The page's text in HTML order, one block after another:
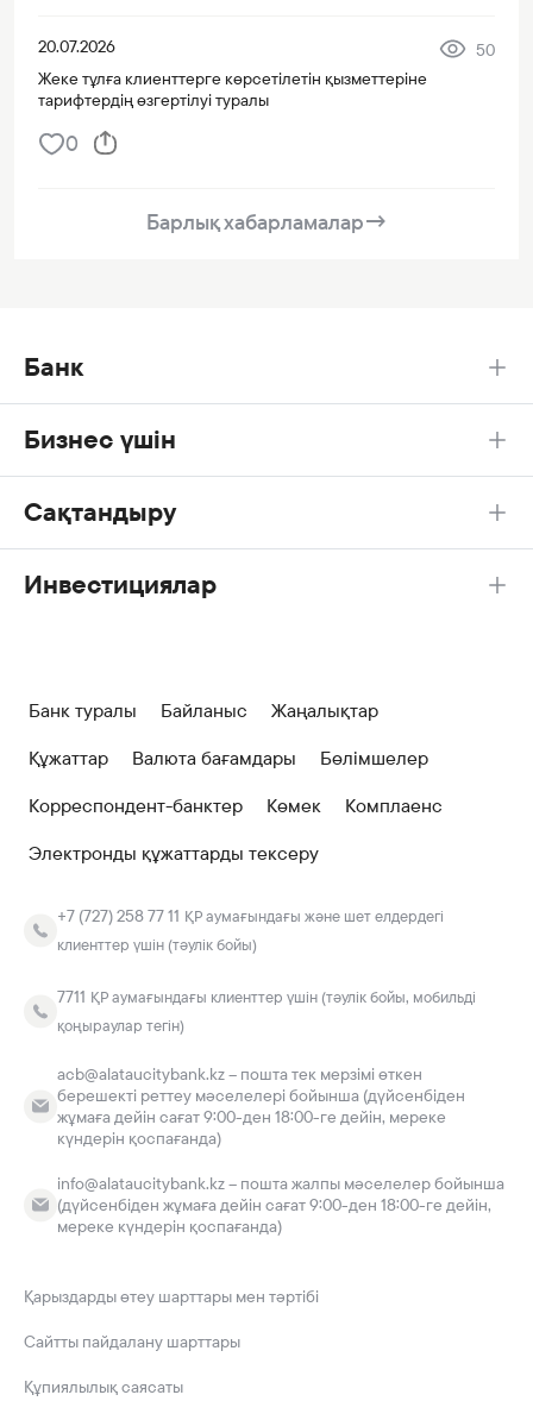
20.07.2026
50
Жеке тұлға клиенттерге көрсетілетін қызметтеріне
тарифтердің өзгертілуі туралы
0
Барлық хабарламалар→
Банк
Бизнес үшін
Сақтандыру
Инвестициялар
Банк туралы Байланыс
Жаңалықтар
Құжаттар
Валюта бағамдары
Бөлімшелер
Корреспондент-банктер
Көмек
Комплаенс
Электронды құжаттарды тексеру
+7 (727) 258 77 11 ҚР аумағындағы және шет елдердегі
клиенттер үшін (тәулік бойы)
7711 ҚР аумағындағы клиенттер үшін (тәулік бойы, мобильді
қоңыраулар тегін)
acb@alataucitybank.kz – пошта тек мерзімі өткен
берешекті реттеу мәселелері бойынша (дүйсенбіден
жұмаға дейін сағат 9:00-ден 18:00-ге дейін, мереке
күндерін қоспағанда)
info@alataucitybank.kz – пошта жалпы мәселелер бойынша
(дүйсенбіден жұмаға дейін сағат 9:00-ден 18:00-ге дейін,
мереке күндерін қоспағанда)
Қарыздарды өтеу шарттары мен тәртібі
Сайтты пайдалану шарттары
Құпиялылық саясаты